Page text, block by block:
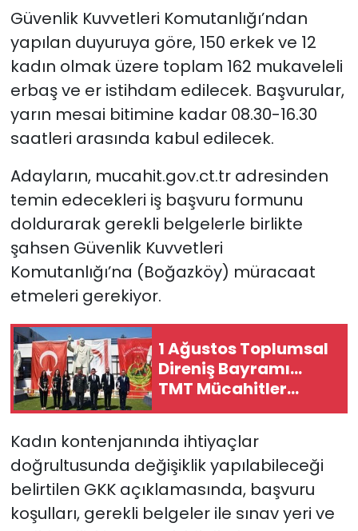
Güvenlik Kuvvetleri Komutanlığı’ndan
yapılan duyuruya göre, 150 erkek ve 12
kadın olmak üzere toplam 162 mukaveleli
erbaş ve er istihdam edilecek. Başvurular,
yarın mesai bitimine kadar 08.30-16.30
saatleri arasında kabul edilecek.
Adayların, mucahit.gov.ct.tr adresinden
temin edecekleri iş başvuru formunu
doldurarak gerekli belgelerle birlikte
şahsen Güvenlik Kuvvetleri
Komutanlığı’na (Boğazköy) müracaat
etmeleri gerekiyor.
1 Ağustos Toplumsal
Direniş Bayramı...
TMT Mücahitler
Derneği’nde tören
Kadın kontenjanında ihtiyaçlar
doğrultusunda değişiklik yapılabileceği
belirtilen GKK açıklamasında, başvuru
koşulları, gerekli belgeler ile sınav yeri ve
SAĞLIK
Spor
Teknoloji
Video Galeri
YAŞAM
Yazarlar